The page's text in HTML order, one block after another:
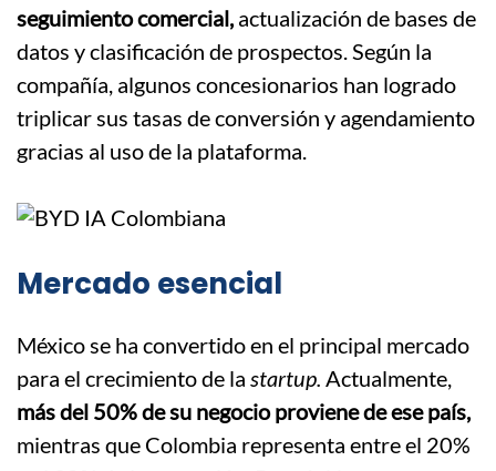
seguimiento comercial,actualización de bases de
datos y clasificación de prospectos. Según la
compañía, algunos concesionarios han logrado
triplicar sus tasas de conversión y agendamiento
gracias al uso de la plataforma.
Mercado esencial
México se ha convertido en el principal mercado
para el crecimiento de la startup. Actualmente,
más del 50% de su negocio proviene de ese país,
mientras que Colombia representa entre el 20%